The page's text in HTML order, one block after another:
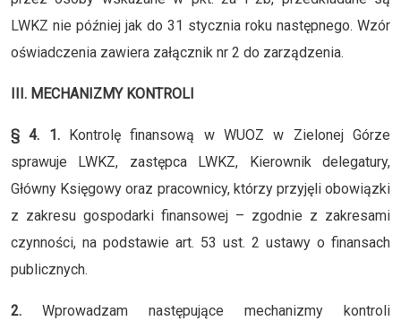
LWKZ nie później jak do 31 stycznia roku następnego. Wzór
oświadczenia zawiera załącznik nr 2 do zarządzenia.
III. MECHANIZMY KONTROLI
§ 4. 1.Kontrolę finansową w WUOZ w Zielonej Górze
sprawuje LWKZ, zastępca LWKZ, Kierownik delegatury,
Główny Księgowy oraz pracownicy, którzy przyjęli obowiązki
z zakresu gospodarki finansowej – zgodnie z zakresami
czynności, na podstawie art. 53 ust. 2 ustawy o finansach
publicznych.
2. Wprowadzam następujące mechanizmy kontroli